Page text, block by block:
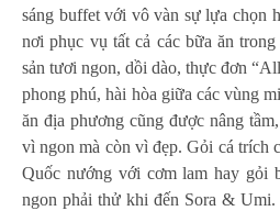
sáng buffet với vô vàn sự lựa chọn
nơi phục vụ tất cả các bữa ăn
sản tươi ngon, dồi dào, thực đơn
phong phú, hài hòa giữa các vùng
ăn địa phương cũng được nâng
vì ngon mà còn vì đẹp. Gỏi cá trích
Quốc nướng với cơm lam hay gỏi
ngon phải thử khi đến Sora &